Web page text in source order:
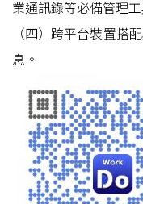
業通訊錄等必備管理
（四）跨平台裝置搭
息。